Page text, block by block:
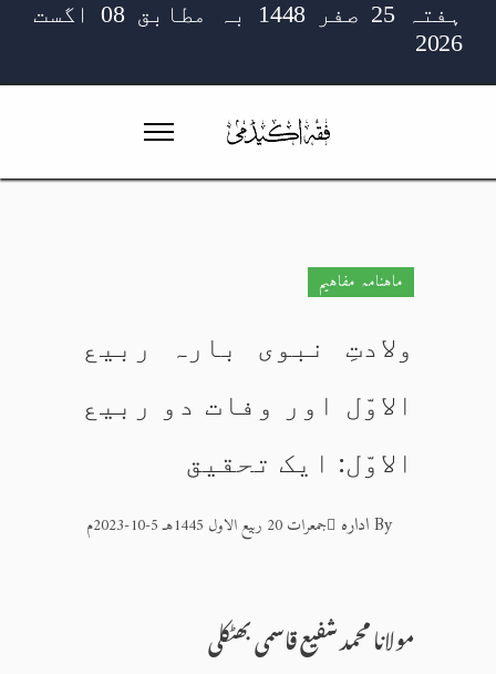
ہفتہ 25 صفر 1448 بہ مطابق 08 اگست
2026
ماہنامہ مفاہیم
ولادتِ نبوی بارہ ربیع
الاوّل اور وفات دو ربیع
الاوّل: ایک تحقیق
Byادارہ جمعرات 20 ربیع الاول 1445هـ 5-10-2023م
مولانا محمد شفیع قاسمی بھٹکلی